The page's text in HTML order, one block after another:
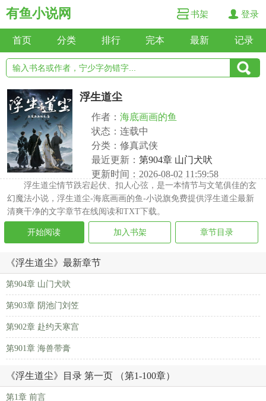
有鱼小说网 书架 登录
首页 分类 排行 完本 最新 记录
浮生道尘
作者： 海底画画的鱼
状态：连载中
分类：修真武侠
最近更新： 第904章 山门犬吠
更新时间：2026-08-02 11:59:58
浮生道尘情节跌宕起伏、扣人心弦，是一本情节与文笔俱佳的玄
幻魔法小说，浮生道尘-海底画画的鱼-小说旗免费提供浮生道尘最新
清爽干净的文字章节在线阅读和TXT下载。
开始阅读 加入书架 章节目录
《浮生道尘》最新章节
第904章 山门犬吠
第903章 阴池门刘笠
第902章 赴约天寒宫
第901章 海兽带膏
《浮生道尘》目录 第一页 （第1-100章）
第1章 前言